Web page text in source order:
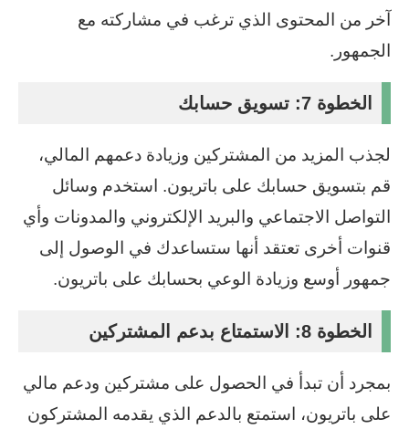
آخر من المحتوى الذي ترغب في مشاركته مع
الجمهور.
الخطوة 7: تسويق حسابك
لجذب المزيد من المشتركين وزيادة دعمهم المالي،
قم بتسويق حسابك على باتريون. استخدم وسائل
التواصل الاجتماعي والبريد الإلكتروني والمدونات وأي
قنوات أخرى تعتقد أنها ستساعدك في الوصول إلى
جمهور أوسع وزيادة الوعي بحسابك على باتريون.
الخطوة 8: الاستمتاع بدعم المشتركين
بمجرد أن تبدأ في الحصول على مشتركين ودعم مالي
على باتريون، استمتع بالدعم الذي يقدمه المشتركون